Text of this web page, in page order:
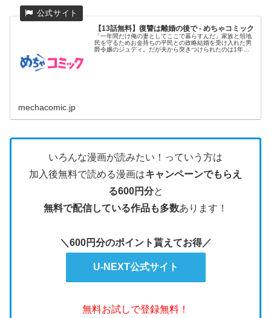
【13話無料】復讐は離婚の後で - めちゃコミック
「一年間だけ俺の妻としてここで暮らすんだ」家族と領地
民を守るためお金持ちの平民との政略結婚を受け入れた男
爵令嬢のジュディ。だが夫から突きつけられたのは1年後
mechacomic.jp
いろんな漫画が読みたい！っていう方は
加入後無料で読める漫画はキャンペーンでもらえ
る600円分と
無料で配信している作品も多数あります！
＼600円分のポイント貰えてお得／
U-NEXT公式サイト
無料お試しで登録無料！